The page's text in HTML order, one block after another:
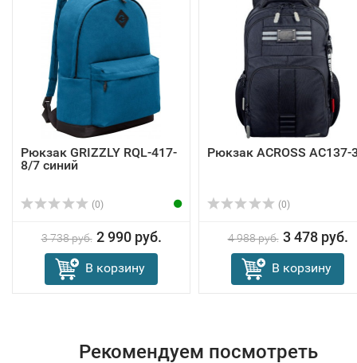
Рюкзак GRIZZLY RQL-417-
8/7 синий
(0)
3 738 руб. 2 990 руб.
В корзину
Рюкзак ACROSS AC137-
(0)
4 988 руб. 3 478 руб.
В корзину
Рекомендуем посмотреть